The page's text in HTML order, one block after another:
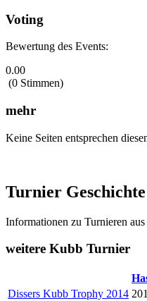
Voting
Bewertung des Events:
0.00
(0 Stimmen)
mehr
Keine Seiten entsprechen
Turnier Geschichte
Informationen zu Turnieren
weitere Kubb Turnier
Dissers Kubb Trophy 2014